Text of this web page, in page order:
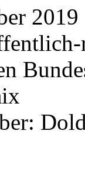
2019